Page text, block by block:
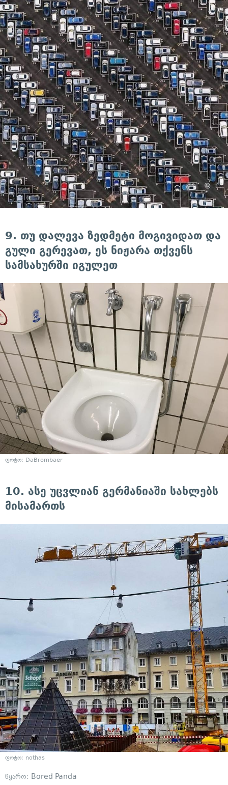
9. თუ დალევა ზედმეტი მოგივიდათ და
გული გერევათ, ეს ნიჟარა თქვენს
სამსახურში იგულეთ
ფოტო: DaBrombaer
10. ასე უცვლიან გერმანიაში სახლებს
მისამართს
ფოტო: nothas
წყარო: Bored Panda